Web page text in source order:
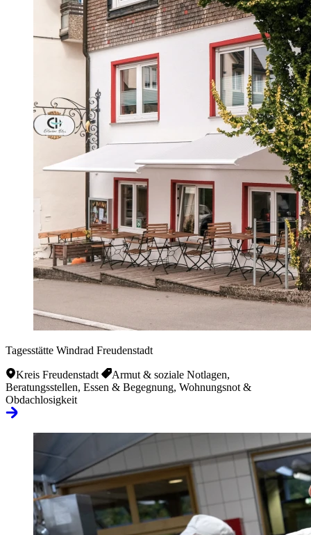
Tagesstätte Windrad Freudenstadt
Kreis Freudenstadt
Armut & soziale Notlagen,
Beratungsstellen, Essen & Begegnung, Wohnungsnot &
Obdachlosigkeit